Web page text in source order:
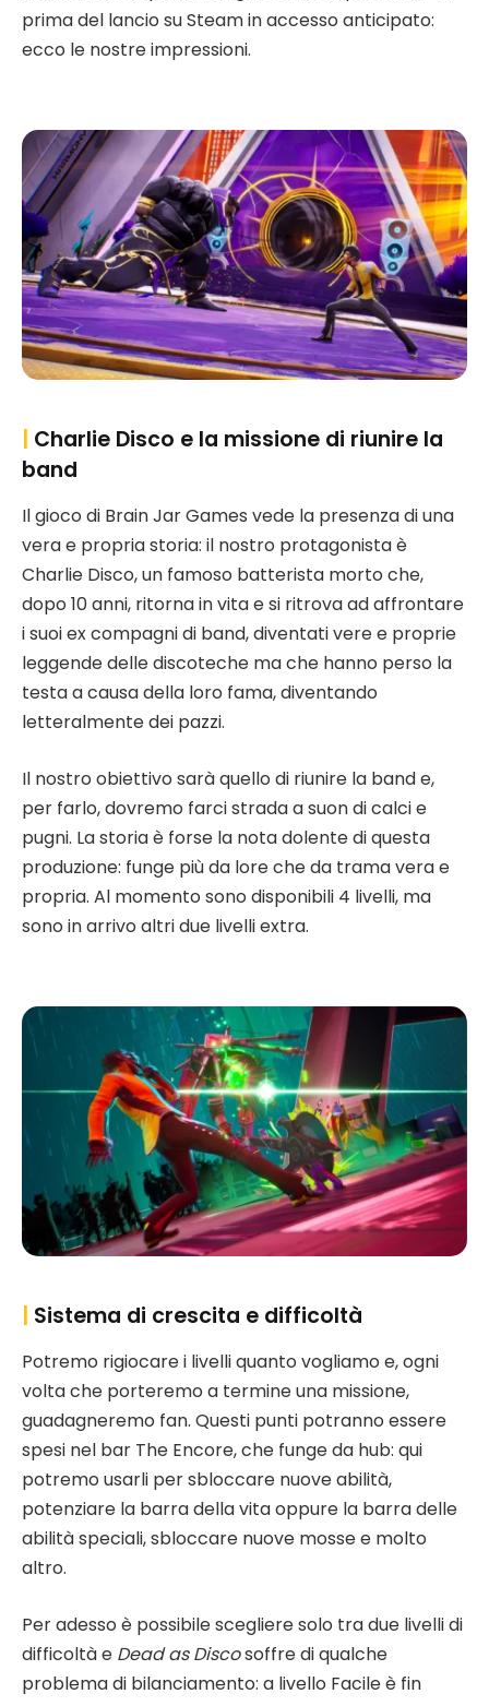
prima del lancio su Steam in accesso anticipato:
ecco le nostre impressioni.
Charlie Disco e la missione di riunire la
band
Il gioco di Brain Jar Games vede la presenza di una
vera e propria storia: il nostro protagonista è
Charlie Disco, un famoso batterista morto che,
dopo 10 anni, ritorna in vita e si ritrova ad affrontare
i suoi ex compagni di band, diventati vere e proprie
leggende delle discoteche ma che hanno perso la
testa a causa della loro fama, diventando
letteralmente dei pazzi.
Il nostro obiettivo sarà quello di riunire la band e,
per farlo, dovremo farci strada a suon di calci e
pugni. La storia è forse la nota dolente di questa
produzione: funge più da lore che da trama vera e
propria. Al momento sono disponibili 4 livelli, ma
sono in arrivo altri due livelli extra.
Sistema di crescita e difficoltà
Potremo rigiocare i livelli quanto vogliamo e, ogni
volta che porteremo a termine una missione,
guadagneremo fan. Questi punti potranno essere
spesi nel bar The Encore, che funge da hub: qui
potremo usarli per sbloccare nuove abilità,
potenziare la barra della vita oppure la barra delle
abilità speciali, sbloccare nuove mosse e molto
altro.
Per adesso è possibile scegliere solo tra due livelli di
difficoltà e Dead as Discosoffre di qualche
problema di bilanciamento: a livello Facile è fin